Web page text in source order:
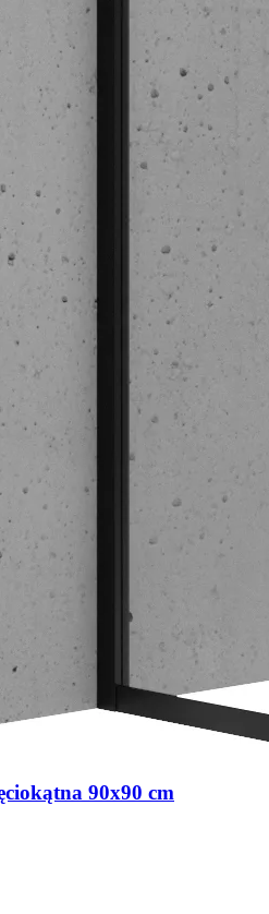
90x90 cm